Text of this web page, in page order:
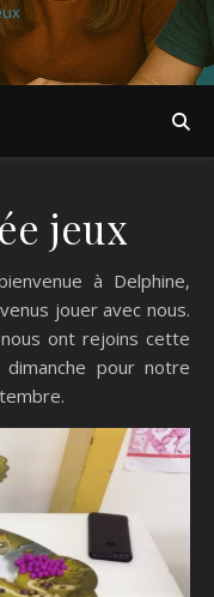
jeux
jouer avec nous.
ont rejoins cette
pour notre